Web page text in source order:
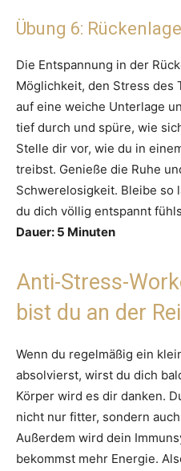
Übung 6:
Die Entspannung in der
Möglichkeit, den Stress des
auf eine weiche Unterlage
tief durch und spüre, wie
Stelle dir vor, wie du in
treibst. Genieße die Ruhe
Schwerelosigkeit. Bleibe so
du dich völlig entspannt
Dauer: 5 Minuten
Anti-Stress-
bist du an der
Wenn du regelmäßig ein
absolvierst, wirst du dich
Körper wird es dir danken.
nicht nur fitter, sondern
Außerdem wird dein
bekommst mehr Energie.